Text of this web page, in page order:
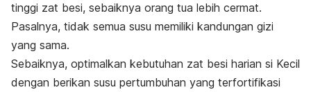
tinggi zat besi, sebaiknya orang tua lebih cermat.
Pasalnya, tidak semua susu memiliki kandungan gizi
yang sama.
Sebaiknya, optimalkan kebutuhan zat besi harian si Kecil
dengan berikan susu pertumbuhan yang terfortifikasi